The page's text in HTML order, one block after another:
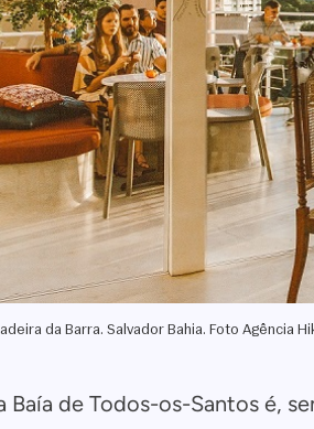
da Barra. Salvador Bahia. Foto Agência
Baía de Todos-os-Santos é,